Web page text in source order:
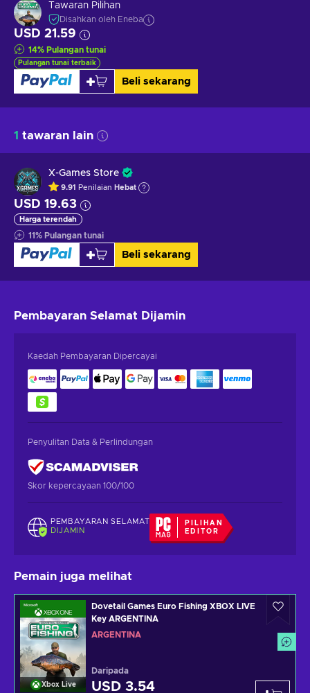
Tawaran Pilihan
Disahkan oleh Eneba
USD 21.59
14% Pulangan tunai
Pulangan tunai terbaik
Beli sekarang
1 tawaran lain
X-Games Store
9.91 Penilaian Hebat
USD 19.63
Harga terendah
11% Pulangan tunai
Beli sekarang
Pembayaran Selamat Dijamin
Kaedah Pembayaran Dipercayai
Penyulitan Data & Perlindungan
Skor kepercayaan 100/100
PEMBAYARAN SELAMAT
DIJAMIN
PILIHAN
EDITOR
Pemain juga melihat
Xbox Live
Dovetail Games Euro Fishing XBOX LIVE
Key ARGENTINA
ARGENTINA
Daripada
USD 3.54